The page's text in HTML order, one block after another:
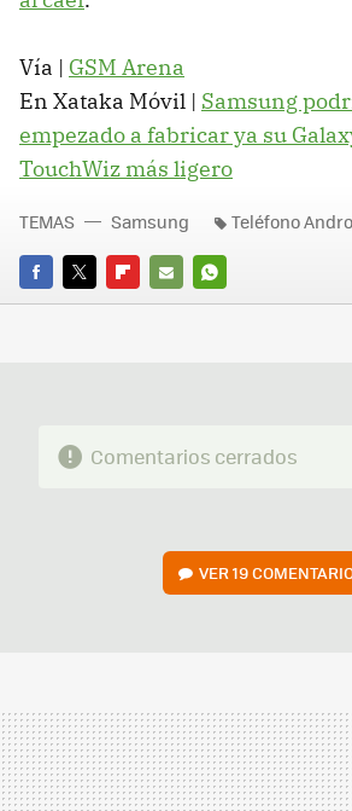
Vía | GSM Arena
En Xataka Móvil | Samsung
empezado a fabricar ya su
TouchWiz más ligero
FACEBOOK
TWITTERFLIPBOARD
E-
WHATSAPP
TEMAS Samsung Teléfono
Comentarios cerrados
VER19